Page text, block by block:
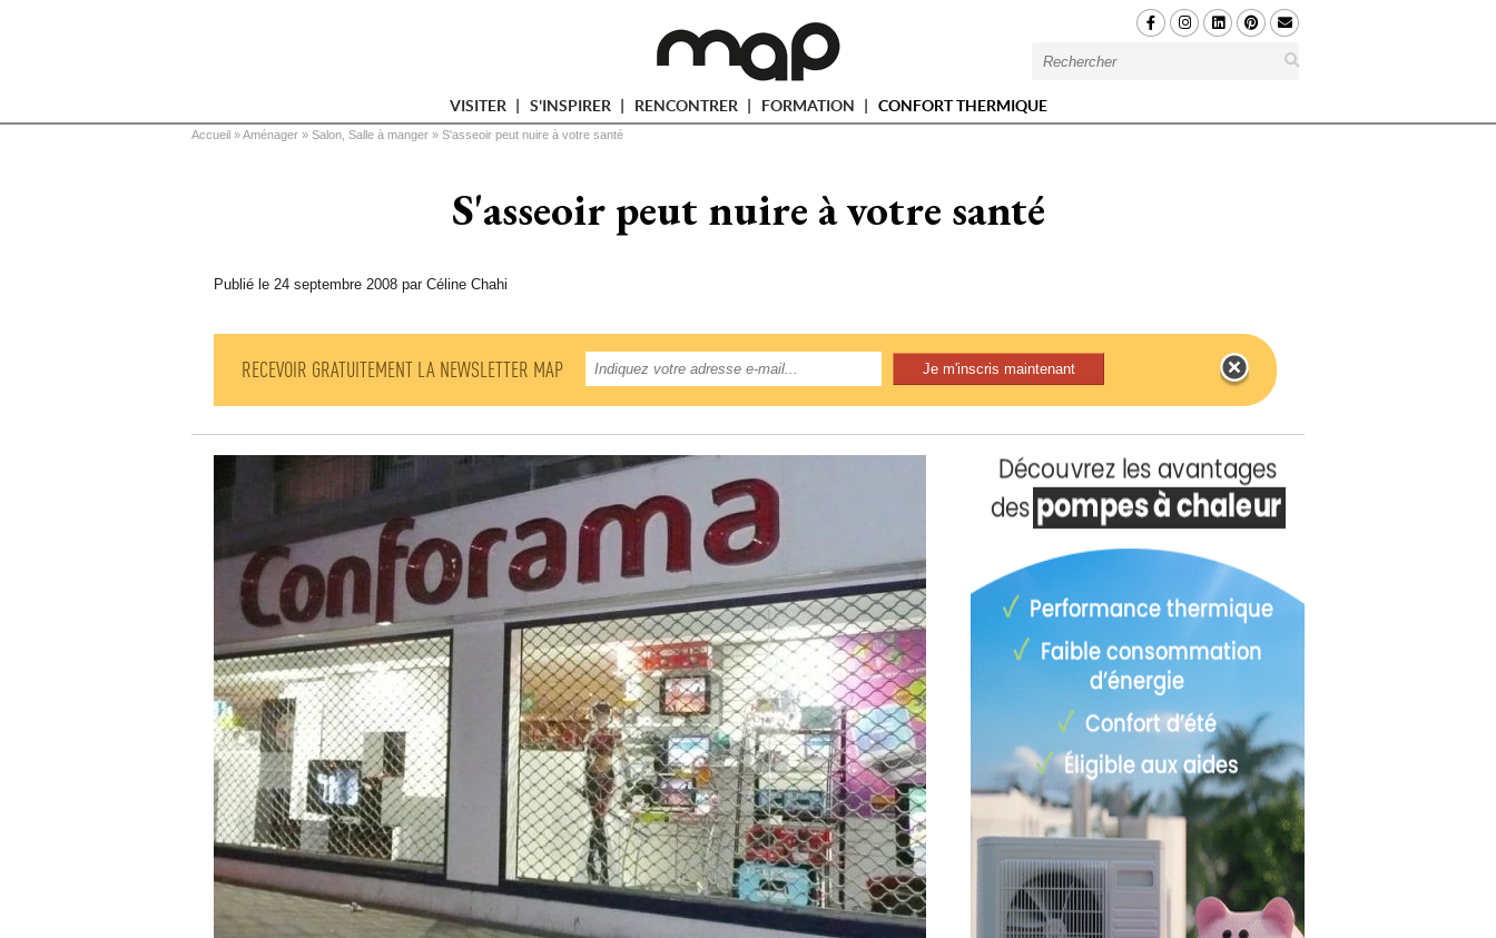
VISITER S'INSPIRER RENCONTRER FORMATION CONFORT THERMIQUE
Vous êtes ici
Accueil » Aménager » Salon, Salle à manger » S'asseoir peut nuire à votre santé
S'asseoir peut nuire à votre santé
Publié le 24 septembre 2008 par Céline Chahi
RECEVOIR GRATUITEMENT LA NEWSLETTER MAP